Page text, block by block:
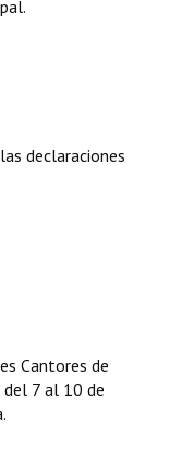
declaraciones
Cantores de
del 7 al 10 de